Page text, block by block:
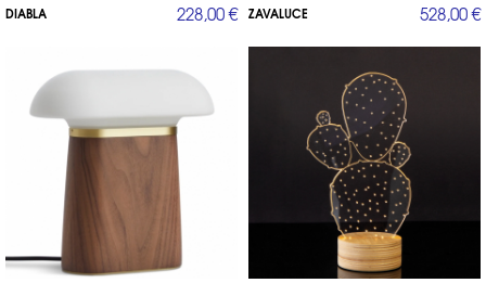
DIABLA 228,00 € ZAVALUCE 528,00 €